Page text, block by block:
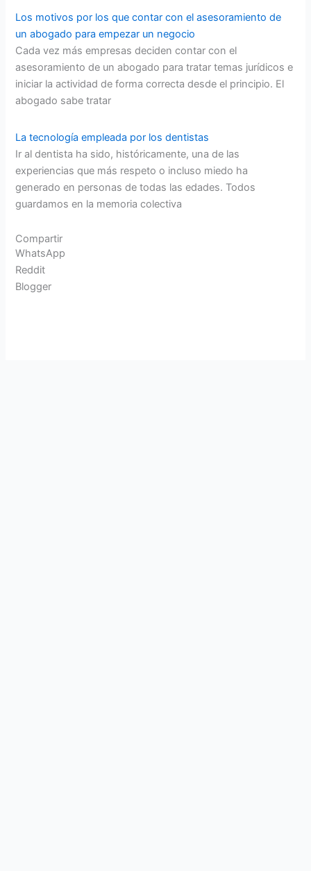
Los motivos por los que contar con el asesoramiento de
un abogado para empezar un negocio
Cada vez más empresas deciden contar con el
asesoramiento de un abogado para tratar temas jurídicos e
iniciar la actividad de forma correcta desde el principio. El
abogado sabe tratar
La tecnología empleada por los dentistas
Ir al dentista ha sido, históricamente, una de las
experiencias que más respeto o incluso miedo ha
generado en personas de todas las edades. Todos
guardamos en la memoria colectiva
Compartir
WhatsApp
Reddit
Blogger